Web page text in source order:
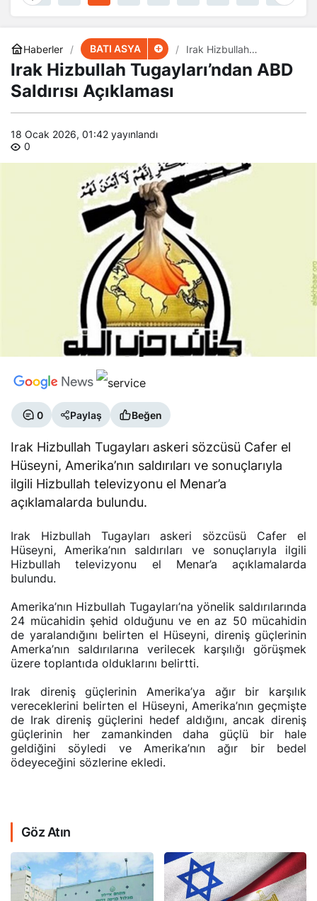
Haberler BATI ASYA
Irak Hizbullah
Tugayları’ndan ABD
Saldırısı Açıklaması
Irak Hizbullah Tugayları’ndan ABD
Saldırısı Açıklaması
18 Ocak 2026, 01:42 yayınlandı
0
0 Paylaş Beğen
Irak Hizbullah Tugayları askeri sözcüsü Cafer el
Hüseyni, Amerika’nın saldırıları ve sonuçlarıyla
ilgili Hizbullah televizyonu el Menar’a
açıklamalarda bulundu.
Irak Hizbullah Tugayları askeri sözcüsü Cafer el
Hüseyni, Amerika’nın saldırıları ve sonuçlarıyla ilgili
Hizbullah televizyonu el Menar’a açıklamalarda
bulundu.
Amerika’nın Hizbullah Tugayları’na yönelik saldırılarında
24 mücahidin şehid olduğunu ve en az 50 mücahidin
de yaralandığını belirten el Hüseyni, direniş güçlerinin
Amerka’nın saldırılarına verilecek karşılığı görüşmek
üzere toplantıda olduklarını belirtti.
Irak direniş güçlerinin Amerika’ya ağır bir karşılık
vereceklerini belirten el Hüseyni, Amerika’nın geçmişte
de Irak direniş güçlerini hedef aldığını, ancak direniş
güçlerinin her zamankinden daha güçlü bir hale
geldiğini söyledi ve Amerika’nın ağır bir bedel
ödeyeceğini sözlerine ekledi.
Göz Atın